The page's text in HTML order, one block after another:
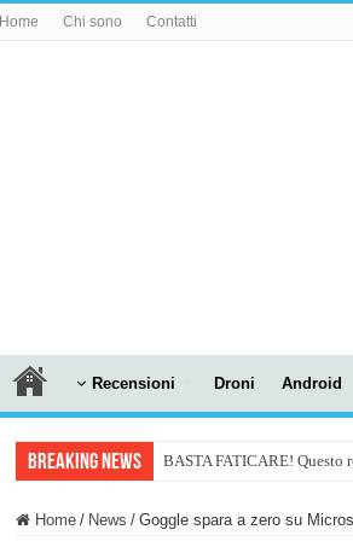
Home Chi sono Contatti
Recensioni Droni Android
Breaking News BASTA FATICARE! Questo
Home / News / Goggle spara a zero su